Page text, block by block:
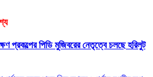
প্রকল্পের পিডি মুজিবরের নেতৃত্বে চলছে হরিলুট